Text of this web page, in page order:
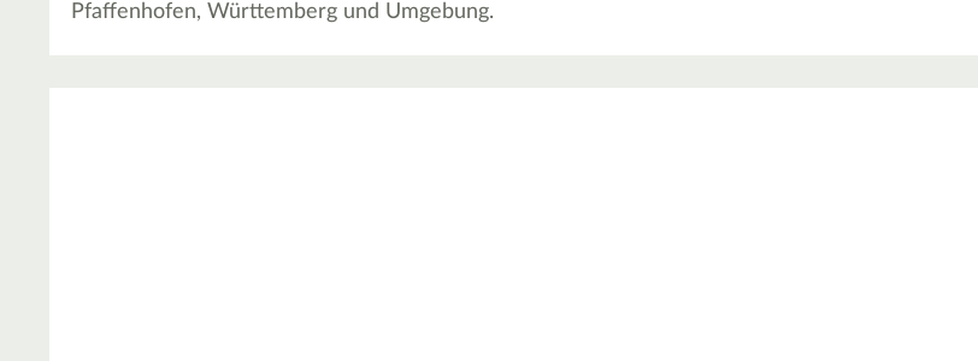
Pfaffenhofen, Württemberg und Umgebung.